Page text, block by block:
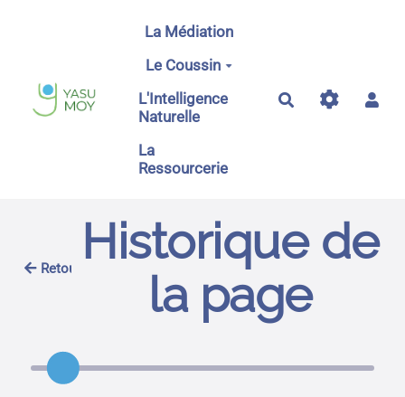
Aller au contenu principal
La Médiation
Le Coussin
L'Intelligence
Naturelle
La
Ressourcerie
Rechercher
Retour
Historique de
la page